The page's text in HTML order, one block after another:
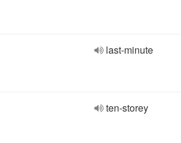
last-minute
ten-storey